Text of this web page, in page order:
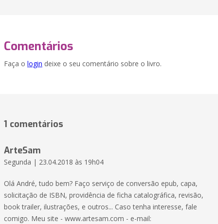
Comentários
Faça o login deixe o seu comentário sobre o livro.
1 comentários
ArteSam
Segunda | 23.04.2018 às 19h04
Olá André, tudo bem? Faço serviço de conversão epub, capa,
solicitação de ISBN, providência de ficha catalográfica, revisão,
book trailer, ilustrações, e outros... Caso tenha interesse, fale
comigo. Meu site - www.artesam.com - e-mail: